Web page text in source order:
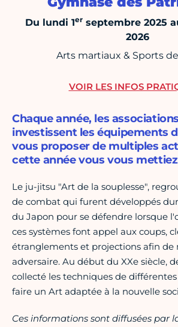
Du lundi 1er septembre 2025
2026
Arts martiaux & Sports
Chaque année, les
investissent les équipements
vous proposer de multiples
cette année vous vous
Le ju-jitsu "Art de la souplesse",
de combat qui furent développés
du Japon pour se défendre lorsque
ces systèmes font appel aux coups,
étranglements et projections afin de
adversaire. Au début du XXe siècle,
collecté les techniques de
faire un Art adaptée à la nouvelle
Ces informations sont diffusées par
VOIR LES INFOS